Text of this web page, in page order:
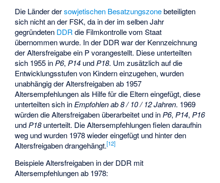
Die Länder dersowjetischen Besatzungszonebeteiligten
sich nicht an der FSK, da in der im selben Jahr
gegründeten DDR die Filmkontrolle vom Staat
übernommen wurde. In der DDR war der Kennzeichnung
der Altersfreigabe ein P vorangestellt. Diese unterteilten
sich 1955 in P6, P14 und P18. Um zusätzlich auf die
Entwicklungsstufen von Kindern einzugehen, wurden
unabhängig der Altersfreigaben ab 1957
Altersempfehlungen als Hilfe für die Eltern eingefügt, diese
unterteilten sich in Empfohlen ab 8 / 10 / 12 Jahren. 1969
würden die Altersfreigaben überarbeitet und in P6, P14, P16
und P18unterteilt. Die Altersempfehlungen fielen daraufhin
weg und wurden 1978 wieder eingefügt und hinter den
Altersfreigaben drangehängt.[12]
Beispiele Altersfreigaben in der DDR mit
Altersempfehlungen ab 1978: